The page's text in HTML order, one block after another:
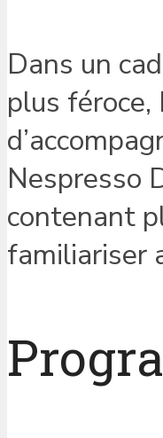
Dans un
plus
Nespresso
contenant
familiariser